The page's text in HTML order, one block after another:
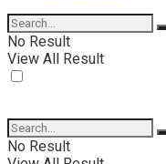
No Result
View All Result
No Result